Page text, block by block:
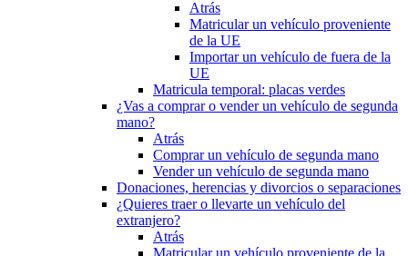
Atrás
Matricular un vehículo proveniente
de la UE
Importar un vehículo de fuera de la
UE
Matricula temporal: placas verdes
¿Vas a comprar o vender un vehículo de segunda
mano?
Atrás
Comprar un vehículo de segunda mano
Vender un vehículo de segunda mano
Donaciones, herencias y divorcios o separaciones
¿Quieres traer o llevarte un vehículo del
extranjero?
Atrás